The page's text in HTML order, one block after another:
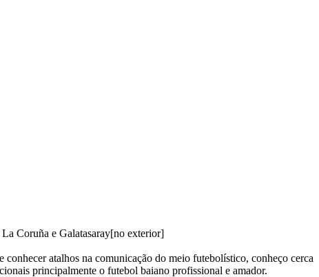
Coruña e Galatasaray[no exterior]
atalhos na comunicação do meio futebolístico, conheço cerca
principalmente o futebol baiano profissional e amador.